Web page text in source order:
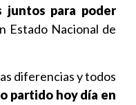
juntos para poder
Estado Nacional de
diferencias y todos
partido hoy día en